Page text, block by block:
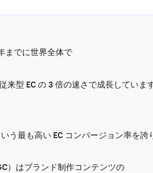
までに世界全体で
型 EC の 3 倍の速さで成長しています
う最も高い EC コンバージョン率を誇
）はブランド制作コンテンツの